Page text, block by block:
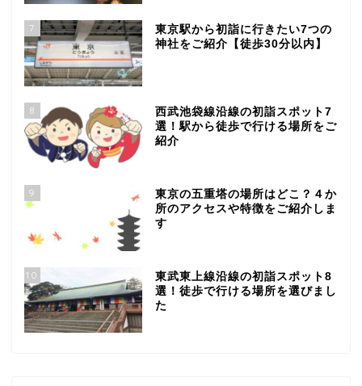
7
東京駅から初詣に行きたい7つの
神社をご紹介【徒歩30分以内】
8
西武池袋線沿線の初詣スポット7
選！駅から徒歩で行ける場所をご
紹介
9
東京の五重塔の場所はどこ？４か
所のアクセスや特徴をご紹介しま
す
10
東武東上線沿線の初詣スポット8
選！徒歩で行ける場所を選びまし
た